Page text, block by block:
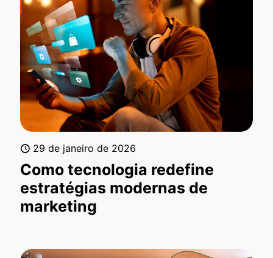
29 de janeiro de 2026
Como tecnologia redefine
estratégias modernas de
marketing